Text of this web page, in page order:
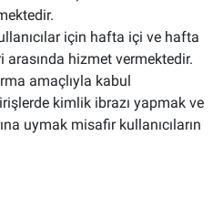
için hafta içi ve hafta
hizmet vermektedir.
amaçlıyla kabul
kimlik ibrazı yapmak ve
uymak misafir kullanıcıların